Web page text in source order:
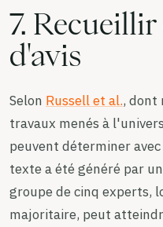
7.
d'avis
Selon Russell et al., dont
travaux menés à
peuvent déterminer
texte a été généré par
groupe de cinq experts,
majoritaire, peut